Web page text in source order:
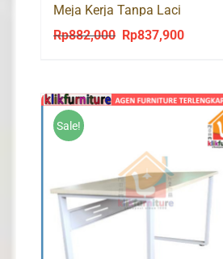
Meja Kerja Tanpa Laci
Rp882,000
Original
Rp882,000.
Rp837,900Current
Sale!